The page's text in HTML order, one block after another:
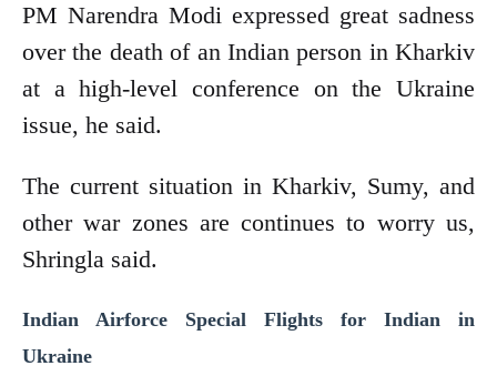
PM Narendra Modi expressed great sadness
over the death of an Indian person in Kharkiv
at a high-level conference on the Ukraine
issue, he said.
The current situation in Kharkiv, Sumy, and
other war zones are continues to worry us,
Shringla said.
Indian Airforce Special Flights for Indian in
Ukraine